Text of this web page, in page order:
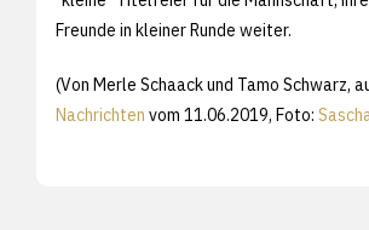
Freunde in kleiner Runde weiter.
(Von Merle Schaack und Tamo Schwarz,
Nachrichten vom 11.06.2019, Foto: